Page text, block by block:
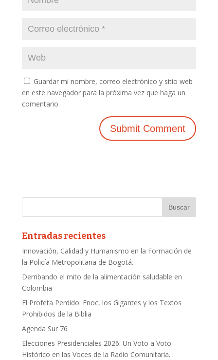
Guardar mi nombre, correo electrónico y sitio web
en este navegador para la próxima vez que haga un
comentario.
Entradas recientes
Innovación, Calidad y Humanismo en la Formación de
la Policía Metropolitana de Bogotá.
Derribando el mito de la alimentación saludable en
Colombia
El Profeta Perdido: Enoc, los Gigantes y los Textos
Prohibidos de la Biblia
Agenda Sur 76
Elecciones Presidenciales 2026: Un Voto a Voto
Histórico en las Voces de la Radio Comunitaria.